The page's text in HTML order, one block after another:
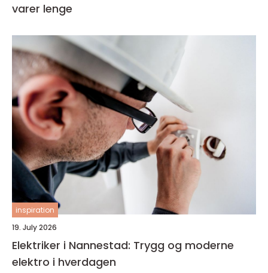
varer lenge
inspiration
19. July 2026
Elektriker i Nannestad: Trygg og moderne
elektro i hverdagen